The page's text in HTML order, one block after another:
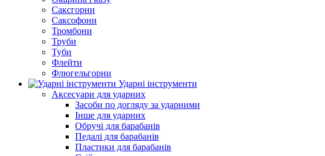
Саксгорни
Саксофони
Тромбони
Труби
Туби
Флейти
Флюгельгорни
Ударні інструменти
Аксесуари для ударних
Засоби по догляду за ударними
Інше для ударних
Обручі для барабанів
Педалі для барабанів
Пластики для барабанів